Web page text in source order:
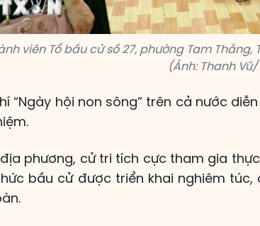
viên Tổ bầu cử số 27, phường Tam
(Ảnh: Thanh Vũ/
“Ngày hội non sông” trên cả nước
phương, cử tri tích cực tham gia
bầu cử được triển khai nghiêm